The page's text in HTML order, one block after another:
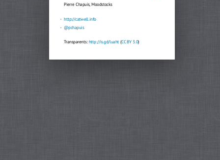
Pierre Chapuis, Moodstocks
http://catwell.info
@pchapuis
Transparents:http://is.gd/luaht (CC BY 3.0)